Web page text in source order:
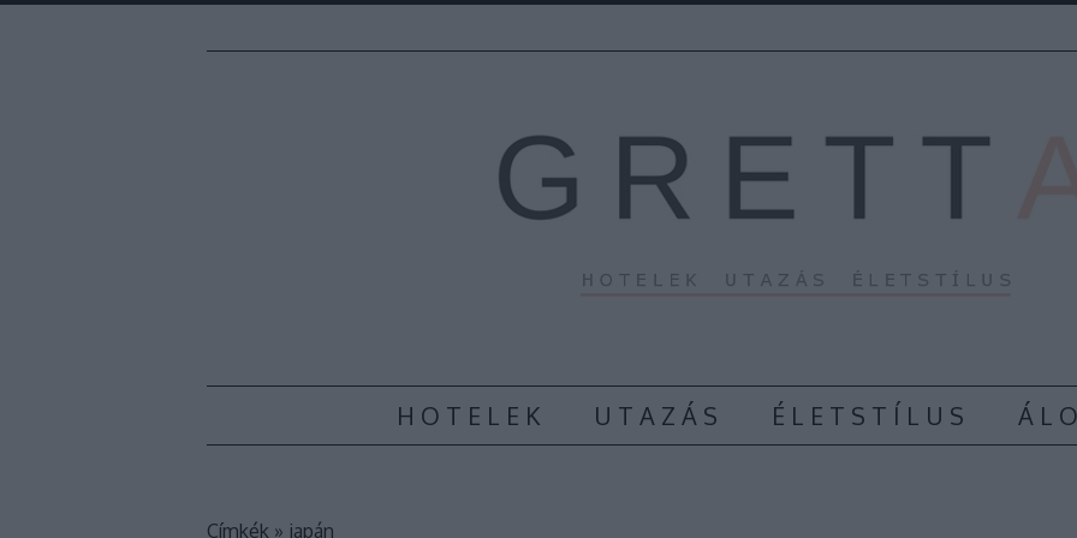
H O T E L E K U T A Z Á S É L E T S T Í L U S Á L
Címkék » japán